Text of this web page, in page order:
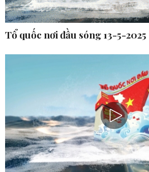
Tổ quốc nơi đầu sóng 13-5-2025